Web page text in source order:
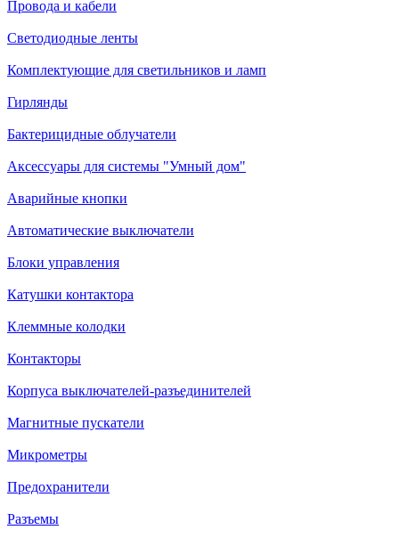
Провода и кабели
Светодиодные ленты
Комплектующие для светильников и ламп
Гирлянды
Бактерицидные облучатели
Аксессуары для системы "Умный дом"
Аварийные кнопки
Автоматические выключатели
Блоки управления
Катушки контактора
Клеммные колодки
Контакторы
Корпуса выключателей-разъединителей
Магнитные пускатели
Микрометры
Предохранители
Разъемы